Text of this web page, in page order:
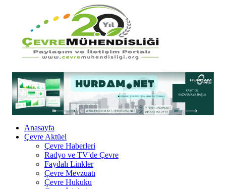
Anasayfa
Çevre Aktüel
Çevre Haberleri
Radyo ve TV'de Çevre
Faydalı Linkler
Çevre Mevzuatı
Çevre Hukuku